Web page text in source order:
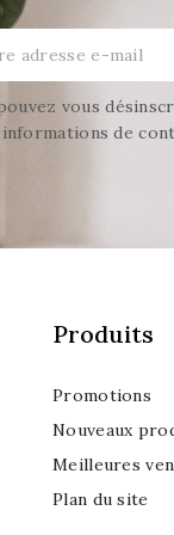
vous
informations de
Produits
Promotions
Nouveaux
Meilleures
Plan du site